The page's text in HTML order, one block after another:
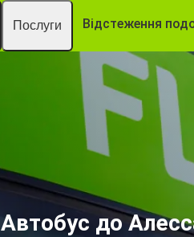
Послуги Відстеження
Автобус до